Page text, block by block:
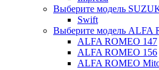
Выберите модель
Swift
Выберите модель ALFA
ALFA ROMEO 147
ALFA ROMEO 156
ALFA ROMEO